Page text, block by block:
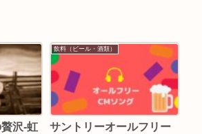
沢-虹
飲料（ビール・酒類）
サントリーオールフリー